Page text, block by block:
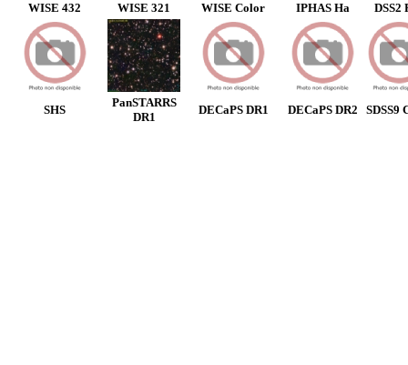
WISE 432 WISE 321 WISE Color IPHAS Ha DSS2
SHS
PanSTARRS
DR1
DECaPS DR1 DECaPS DR2 SDSS9